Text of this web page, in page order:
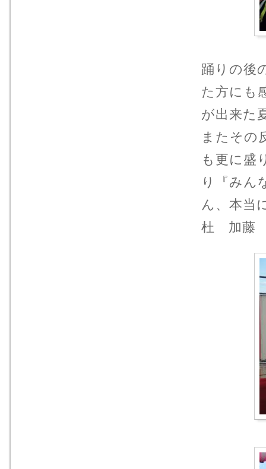
踊りの後
た方にも
が出来た
またその
も更に盛
り『みん
ん、本当
杜 加藤